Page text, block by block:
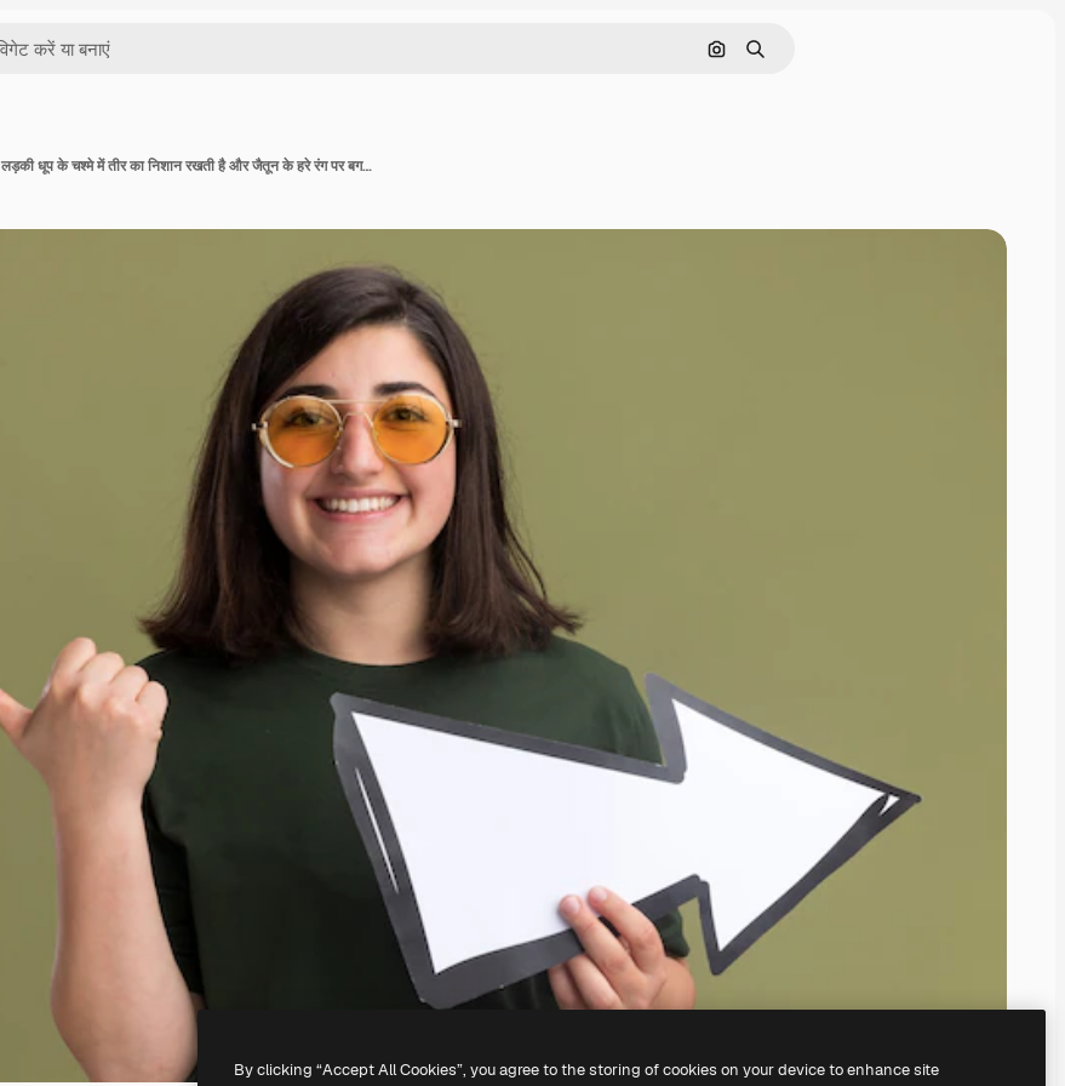
इमेज से खोजें
खोजें
मुस्कुराती हुई युवा सुंदर कोकेशियान लड़की धूप के चश्मे में तीर का निशान रखती है और जैतून के हरे रंग पर बगल में इशारा करती है
By clicking “Accept All Cookies”, you agree to the storing of cookies on your device to enhance site